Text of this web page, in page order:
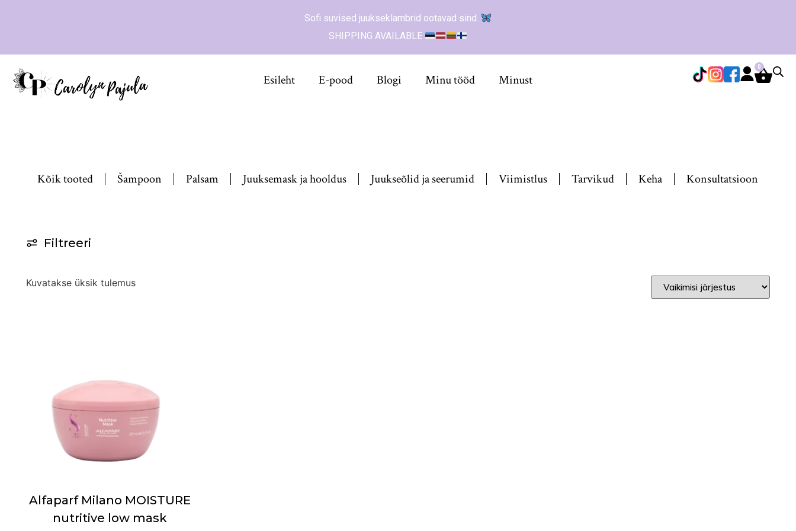
Sofi suvised juukseklambrid ootavad sind.
SHIPPING AVAILABLE
Esileht E-pood Blogi Minu tööd Minust
0
Kõik tooted Šampoon Palsam Juuksemask ja hooldus Juukseõlid ja seerumid Viimistlus Tarvikud Keha Konsultatsioon
Filtreeri
Kuvatakse üksik tulemus
Alfaparf Milano MOISTURE
nutritive low mask